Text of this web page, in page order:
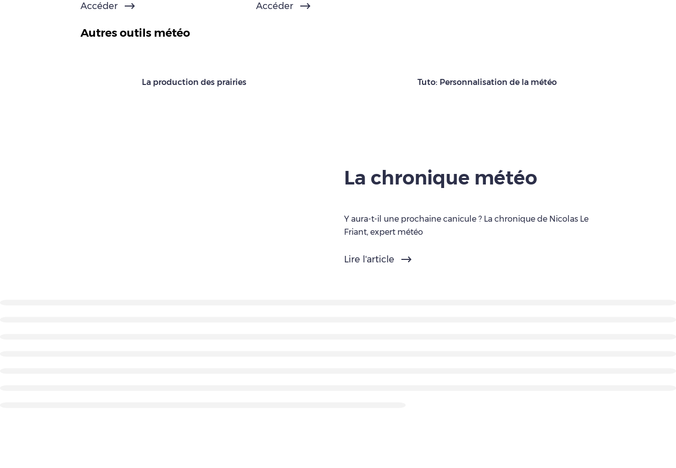
Accéder Accéder
Autres outils météo
La production des prairies Tuto: Personnalisation de la météo
La chronique météo
Y aura-t-il une prochaine canicule ? La chronique de Nicolas Le
Friant, expert météo
Lire l'article